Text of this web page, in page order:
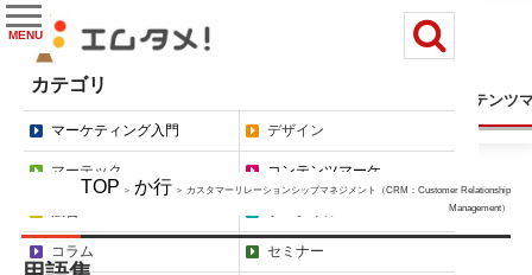
コンテンツ
MENU
カテゴリ
マーケティング入門 デザイン
マーテック コンテンツマーケ
コラム セミナー
TOP ＞ か行 ＞ カスタマーリレーションシップマネジメント（CRM：Customer Relationship
Management）